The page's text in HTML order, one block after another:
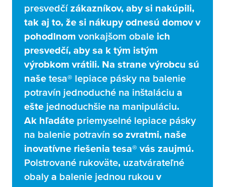
presvedčízákazníkov, aby si nakúpili,
tak aj to, že si nákupy odnesú domov v
pohodlnom vonkajšom obale ich
presvedčí, aby sa k tým istým
výrobkom vrátili. Na strane výrobcu sú
naše tesa® lepiace pásky na balenie
potravín jednoduché na inštaláciu a
ešte jednoduchšie na manipuláciu.
Ak hľadáte priemyselné lepiace pásky
na balenie potravín so zvratmi, naše
inovatívne riešenia tesa® vás zaujmú.
Polstrované rukoväte, uzatvárateľné
obaly a balenie jednou rukou v